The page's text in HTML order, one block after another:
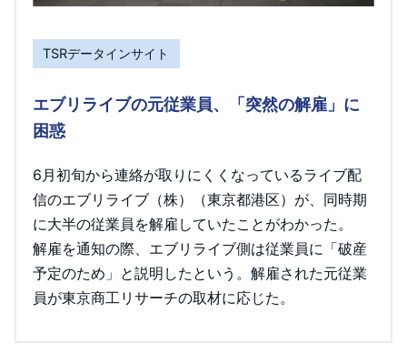
TSRデータインサイト
エブリライブの元従業員、「突然の解雇」に
困惑
6月初旬から連絡が取りにくくなっているライブ配
信のエブリライブ（株）（東京都港区）が、同時期
に大半の従業員を解雇していたことがわかった。
解雇を通知の際、エブリライブ側は従業員に「破産
予定のため」と説明したという。解雇された元従業
員が東京商工リサーチの取材に応じた。